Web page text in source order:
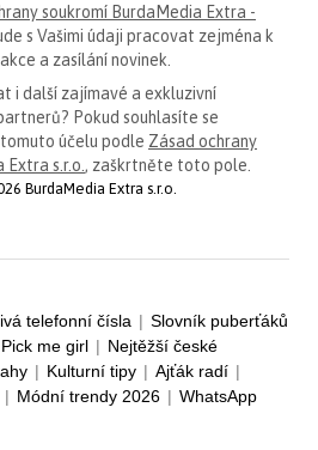
soukromí BurdaMedia Extra -
s Vašimi údaji pracovat zejména k
a zasílání novinek.
i další zajímavé a exkluzivní
Pokud souhlasíte se
účelu podle Zásad ochrany
Extra s.r.o., zaškrtněte toto pole.
BurdaMedia Extra s.r.o.
telefonní čísla | Slovník puberťáků
Pick me girl | Nejtěžší české
| Kulturní tipy | Ajťák radí |
| Módní trendy 2026 | WhatsApp